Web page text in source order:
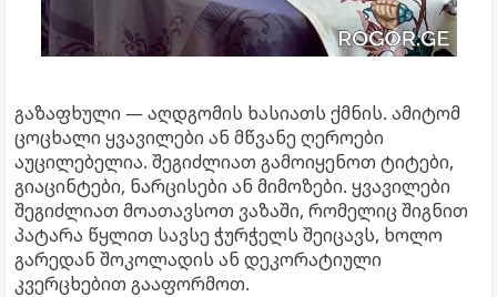
გაზაფხული — აღდგომის ხასიათს ქმნის. ამიტომ
ცოცხალი ყვავილები ან მწვანე ღეროები
აუცილებელია. შეგიძლიათ გამოიყენოთ ტიტები,
გიაცინტები, ნარცისები ან მიმოზები. ყვავილები
შეგიძლიათ მოათავსოთ ვაზაში, რომელიც შიგნით
პატარა წყლით სავსე ჭურჭელს შეიცავს, ხოლო
გარედან შოკოლადის ან დეკორატიული
კვერცხებით გააფორმოთ.